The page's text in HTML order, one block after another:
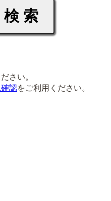
さい。
認をご利用ください。